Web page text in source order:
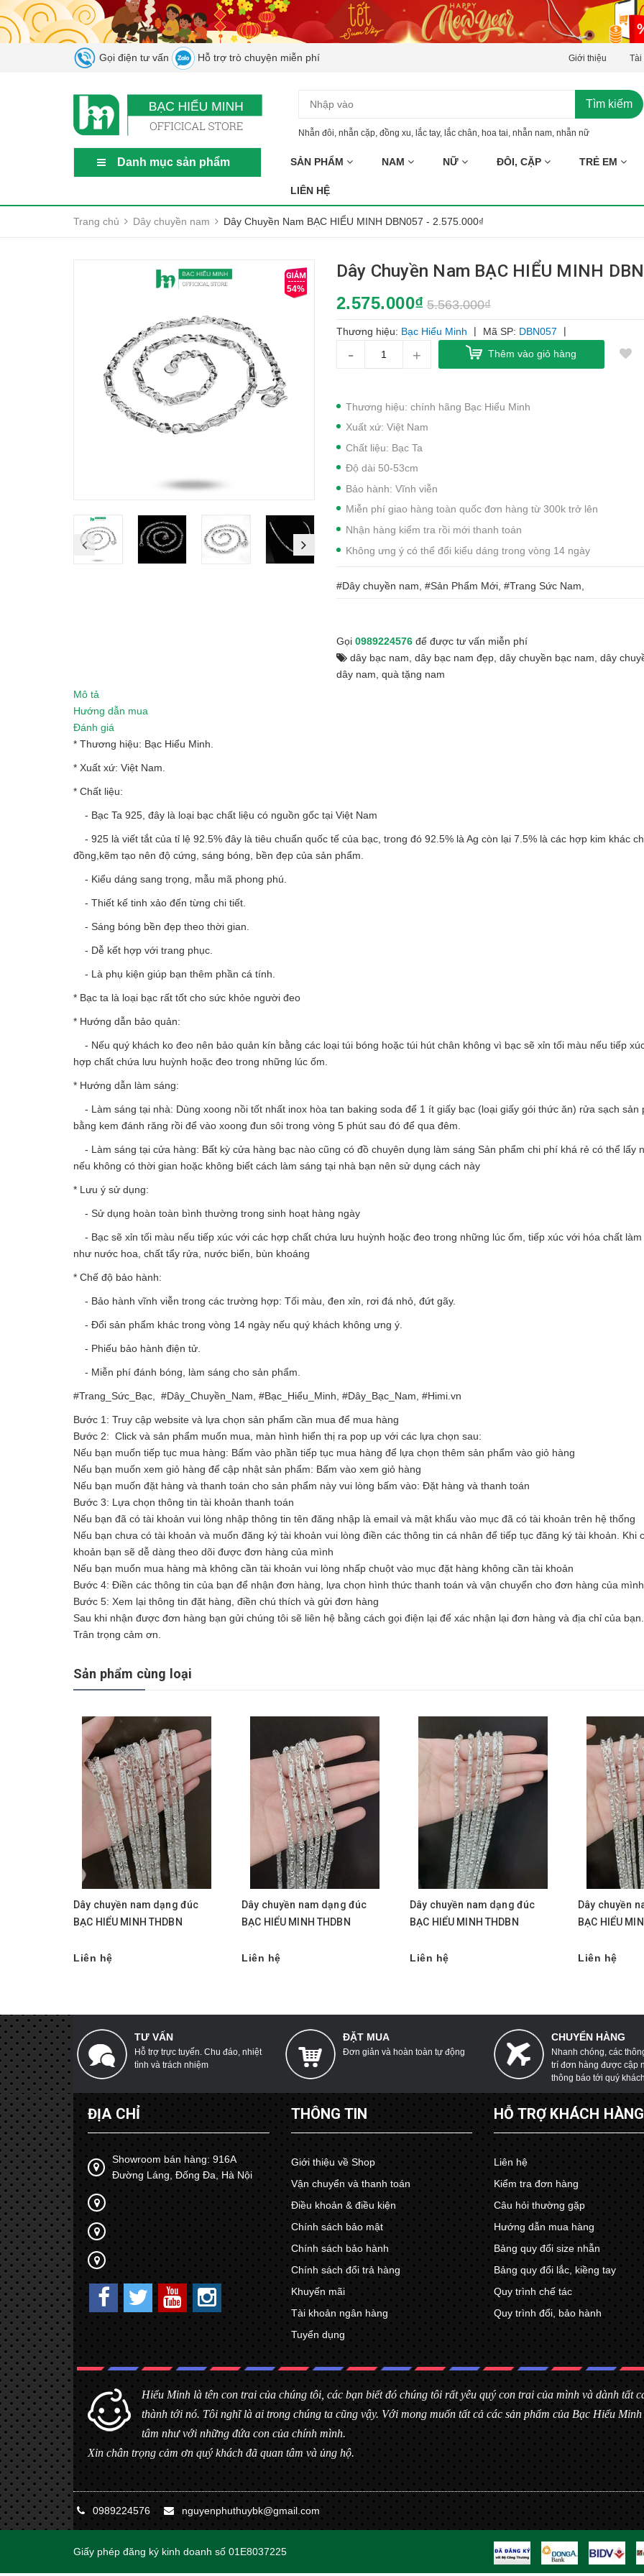
Gọi điện tư vấn Hỗ trợ trò chuyện miễn phí Giới thiệu Tài
Tìm kiếm
Nhẫn đôi nhẫn cặp đồng xu lắc tay, lắc chân hoa tai nhẫn nam nhẫn nữ
Danh mục sản phẩm SẢN PHẨM NAM NỮ ĐÔI, CẶP TRẺ EM
LIÊN HỆ
Trang chủ Dây chuyền nam Dây Chuyền Nam BẠC HIỂU MINH DBN057 - 2.575.000₫
54%
Dây Chuyền Nam BẠC HIỂU MINH
2.575.000₫ 5.563.000₫
Thương hiệu: Bạc Hiểu Minh | Mã SP: DBN057 |
- + Thêm vào giỏ hàng
Thương hiệu: chính hãng Bạc Hiểu Minh
Xuất xứ: Việt Nam
Chất liệu: Bạc Ta
Độ dài 50-53cm
Bảo hành: Vĩnh viễn
Miễn phí giao hàng toàn quốc đơn hàng từ 300k trở lên
Nhận hàng kiểm tra rồi mới thanh toán
Không ưng ý có thể đổi kiểu dáng trong vòng 14 ngày
#Dây chuyền nam, #Sản Phẩm Mới, #Trang Sức Nam,
Gọi 0989224576để được tư vấn miễn phí
dây bạc nam, dây bạc nam đẹp, dây chuyền bạc nam, dây
dây nam, quà tặng nam
Mô tả
Hướng dẫn mua
Đánh giá
* Thương hiệu: Bạc Hiểu Minh.
* Xuất xứ: Việt Nam.
* Chất liệu:
- Bạc Ta 925, đây là loại bạc chất liệu có nguồn gốc tại Việt Nam
- 925 là viết tắt của tỉ lệ 92.5% đây là tiêu chuẩn quốc tế của bạc, trong đó 92.5% là Ag còn lại 7.5% là các hợp kim khác
đồng,kẽm tạo nên độ cứng, sáng bóng, bền đẹp của sản phẩm.
- Kiểu dáng sang trọng, mẫu mã phong phú.
- Thiết kế tinh xảo đến từng chi tiết.
- Sáng bóng bền đẹp theo thời gian.
- Dễ kết hợp với trang phục.
- Là phụ kiện giúp bạn thêm phần cá tính.
* Bạc ta là loại bạc rất tốt cho sức khỏe người đeo
* Hướng dẫn bảo quản:
- Nếu quý khách ko đeo nên bảo quản kín bằng các loại túi bóng hoặc túi hút chân không vì bạc sẽ xỉn tối màu nếu tiếp
hợp chất chứa lưu huỳnh hoặc đeo trong những lúc ốm.
* Hướng dẫn làm sáng:
- Làm sáng tại nhà: Dùng xoong nồi tốt nhất inox hòa tan baking soda để 1 ít giấy bạc (loại giấy gói thức ăn) rửa sạch sản
bằng kem đánh răng rồi để vào xoong đun sôi trong vòng 5 phút sau đó để qua đêm.
- Làm sáng tại cửa hàng: Bất kỳ cửa hàng bạc nào cũng có đồ chuyên dụng làm sáng Sản phẩm chi phí khá rẻ có thể lấy
nếu không có thời gian hoặc không biết cách làm sáng tại nhà bạn nên sử dụng cách này
* Lưu ý sử dụng:
- Sử dụng hoàn toàn bình thường trong sinh hoạt hàng ngày
- Bạc sẽ xỉn tối màu nếu tiếp xúc với các hợp chất chứa lưu huỳnh hoặc đeo trong những lúc ốm, tiếp xúc với hóa chất làm
như nước hoa, chất tẩy rửa, nước biển, bùn khoáng
* Chế độ bảo hành:
- Bảo hành vĩnh viễn trong các trường hợp: Tối màu, đen xỉn, rơi đá nhỏ, đứt gãy.
- Đổi sản phẩm khác trong vòng 14 ngày nếu quý khách không ưng ý.
- Phiếu bảo hành điện tử.
- Miễn phí đánh bóng, làm sáng cho sản phẩm.
#Trang_Sức_Bạc, #Dây_Chuyền_Nam, #Bạc_Hiểu_Minh, #Dây_Bạc_Nam, #Himi.vn
Bước 1: Truy cập website và lựa chọn sản phẩm cần mua để mua hàng
Bước 2: Click và sản phẩm muốn mua, màn hình hiển thị ra pop up với các lựa chọn sau:
Nếu bạn muốn tiếp tục mua hàng: Bấm vào phần tiếp tục mua hàng để lựa chọn thêm sản phẩm vào giỏ hàng
Nếu bạn muốn xem giỏ hàng để cập nhật sản phẩm: Bấm vào xem giỏ hàng
Nếu bạn muốn đặt hàng và thanh toán cho sản phẩm này vui lòng bấm vào: Đặt hàng và thanh toán
Bước 3: Lựa chọn thông tin tài khoản thanh toán
Nếu bạn đã có tài khoản vui lòng nhập thông tin tên đăng nhập là email và mật khẩu vào mục đã có tài khoản trên hệ thống
Nếu bạn chưa có tài khoản và muốn đăng ký tài khoản vui lòng điền các thông tin cá nhân để tiếp tục đăng ký tài khoản. Khi
khoản bạn sẽ dễ dàng theo dõi được đơn hàng của mình
Nếu bạn muốn mua hàng mà không cần tài khoản vui lòng nhấp chuột vào mục đặt hàng không cần tài khoản
Bước 4: Điền các thông tin của bạn để nhận đơn hàng, lựa chọn hình thức thanh toán và vận chuyển cho đơn hàng của mình
Bước 5: Xem lại thông tin đặt hàng, điền chú thích và gửi đơn hàng
Sau khi nhận được đơn hàng bạn gửi chúng tôi sẽ liên hệ bằng cách gọi điện lại để xác nhận lại đơn hàng và địa chỉ của bạn.
Trân trọng cảm ơn.
Sản phẩm cùng loại
Dây chuyền nam dạng đúc
BẠC HIỂU MINH THDBN
Liên hệ
Dây chuyền nam dạng đúc
BẠC HIỂU MINH THDBN
Liên hệ
Dây chuyền nam dạng đúc
BẠC HIỂU MINH THDBN
Liên hệ
Dây chuyền
BẠC HIỂU
Liên hệ
TƯ VẤN
Hỗ trợ trực tuyến. Chu đáo, nhiệt
tình và trách nhiệm
ĐẶT MUA
Đơn giản và hoàn toàn tự động
CHUYỂN HÀNG
Nhanh chóng, các
trí đơn hàng được cập
thông báo tới quý
ĐỊA CHỈ
Showroom bán hàng: 916A
Đường Láng, Đống Đa, Hà Nội
THÔNG TIN
Giới thiệu về Shop
Vận chuyển và thanh toán
Điều khoản & điều kiện
Chính sách bảo mật
Chính sách bảo hành
Chính sách đổi trả hàng
Khuyến mãi
Tài khoản ngân hàng
Tuyển dụng
HỖ TRỢ KHÁCH HÀNG
Liên hệ
Kiểm tra đơn hàng
Câu hỏi thường gặp
Hướng dẫn mua hàng
Bảng quy đổi size nhẫn
Bảng quy đổi lắc, kiềng tay
Quy trình chế tác
Quy trình đổi, bảo hành
Hiểu Minh là tên con trai của chúng tôi, các bạn biết đó chúng tôi rất yêu quý con trai của mình và dành tất
thành tới nó. Tôi nghĩ là ai trong chúng ta cũng vậy. Với mong muốn tất cả các sản phẩm của Bạc Hiểu
tâm như với những đứa con của chính mình.
Xin chân trọng cảm ơn quý khách đã quan tâm và ủng hộ.
0989224576 nguyenphuthuybk@gmail.com
Giấy phép đăng ký kinh doanh số 01E8037225